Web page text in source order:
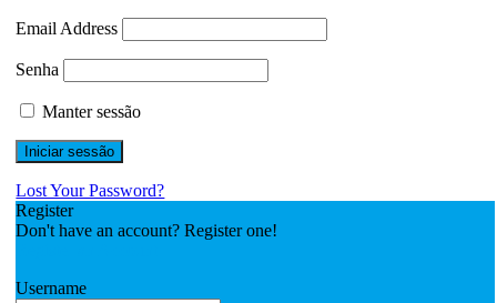
Email Address
Senha
Manter sessão
Lost Your Password?
Register
Don't have an account? Register one!
Username